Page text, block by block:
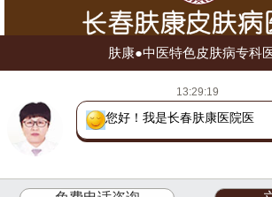
地址：长春市朝阳区西安大路1566
吉ICP备16002784号 吉公网安备
(长朝)(中)医广【2018】第07-
肤康●中医特色皮肤病专科
13:29:19
您好！我是长春肤康医院医生，